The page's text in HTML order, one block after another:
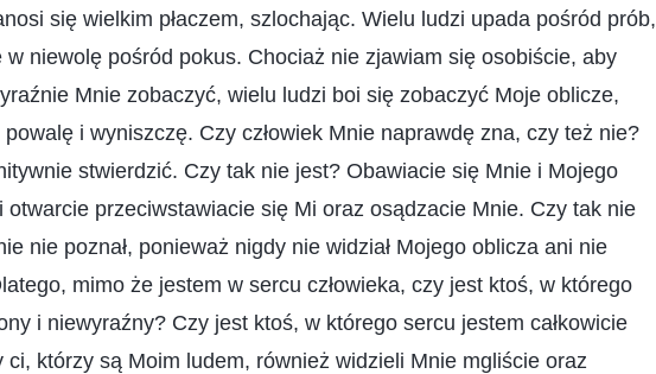
się wielkim płaczem, szlochając. Wielu ludzi upada pośród prób,
niewolę pośród pokus. Chociaż nie zjawiam się osobiście, aby
Mnie zobaczyć, wielu ludzi boi się zobaczyć Moje oblicze,
i wyniszczę. Czy człowiek Mnie naprawdę zna, czy też nie?
stwierdzić. Czy tak nie jest? Obawiacie się Mnie i Mojego
otwarcie przeciwstawiacie się Mi oraz osądzacie Mnie. Czy tak nie
nie poznał, ponieważ nigdy nie widział Mojego oblicza ani nie
mimo że jestem w sercu człowieka, czy jest ktoś, w którego
i niewyraźny? Czy jest ktoś, w którego sercu jestem całkowicie
ci, którzy są Moim ludem, również widzieli Mnie mgliście oraz